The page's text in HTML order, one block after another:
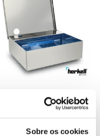
Sobre os cookies
HERKELL
Herkell UV clean germicida